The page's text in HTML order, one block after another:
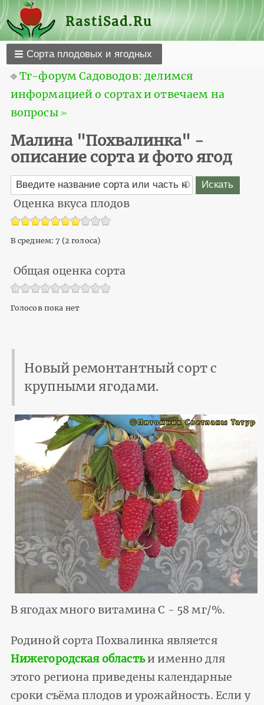
RastiSad.Ru
Сорта плодовых и ягодных
⎆Тг-форум Садоводов: делимся
информацией о сортах и отвечаем на
вопросы ≫
Малина "Похвалинка" -
описание сорта и фото ягод
Оценка вкуса плодов
В среднем:7 (2 голоса)
Общая оценка сорта
Голосов пока нет
Новый ремонтантный сорт с
крупными ягодами.
В ягодах много витамина С - 58 мг/%.
Родиной сорта Похвалинка является
Нижегородская областьи именно для
этого региона приведены календарные
сроки съёма плодов и урожайность. Если у